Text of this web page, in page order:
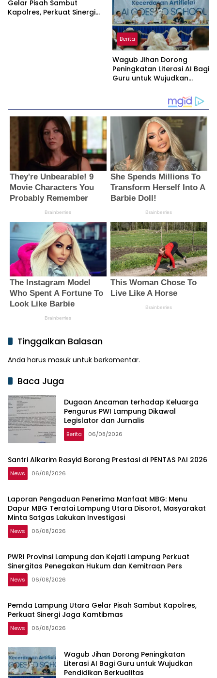
Gelar Pisah Sambut
Kapolres, Perkuat Sinergi
Berita
Wagub Jihan Dorong
Peningkatan Literasi AI Bagi
Guru untuk Wujudkan
Tinggalkan Balasan
Anda harus masuk untuk berkomentar.
Baca Juga
Dugaan Ancaman terhadap Keluarga
Pengurus PWI Lampung Dikawal
Legislator dan Jurnalis
Berita 06/08/2026
Santri Alkarim Rasyid Borong Prestasi di PENTAS PAI 2026
News 06/08/2026
Laporan Pengaduan Penerima Manfaat MBG: Menu
Dapur MBG Teratai Lampung Utara Disorot, Masyarakat
Minta Satgas Lakukan Investigasi
News 06/08/2026
PWRI Provinsi Lampung dan Kejati Lampung Perkuat
Sinergitas Penegakan Hukum dan Kemitraan Pers
News 06/08/2026
Pemda Lampung Utara Gelar Pisah Sambut Kapolres,
Perkuat Sinergi Jaga Kamtibmas
News 06/08/2026
Wagub Jihan Dorong Peningkatan
Literasi AI Bagi Guru untuk Wujudkan
Pendidikan Berkualitas